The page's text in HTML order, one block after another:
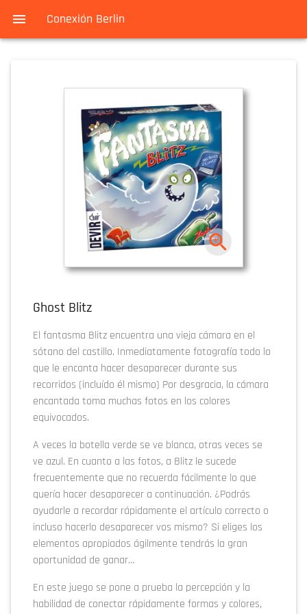
Conexión Berlin
Ghost Blitz
El fantasma Blitz encuentra una vieja cámara en el
sótano del castillo. Inmediatamente fotografía todo lo
que le encanta hacer desaparecer durante sus
recorridos (incluído él mismo) Por desgracia, la cámara
encantada toma muchas fotos en los colores
equivocados.
A veces la botella verde se ve blanca, otras veces se
ve azul. En cuanto a las fotos, a Blitz le sucede
frecuentemente que no recuerda fácilmente lo que
quería hacer desaparecer a continuación. ¿Podrás
ayudarle a recordar rápidamente el artículo correcto o
incluso hacerlo desaparecer vos mismo? Si eliges los
elementos apropiados ágilmente tendrás la gran
oportunidad de ganar…
En este juego se pone a prueba la percepción y la
habilidad de conectar rápidamente formas y colores,